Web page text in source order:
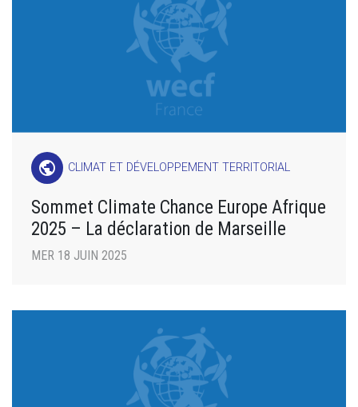
public CLIMAT ET DÉVELOPPEMENT TERRITORIAL
Sommet Climate Chance Europe Afrique
2025 – La déclaration de Marseille
MER 18 JUIN 2025